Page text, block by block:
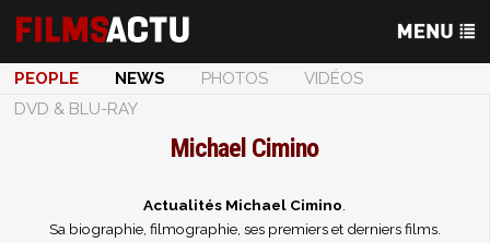
PEOPLE NEWS PHOTOS
VIDÉOS
DVD & BLU-RAY
Michael Cimino
Actualités Michael Cimino
Sa biographie, filmographie, ses premiers et derniers films.